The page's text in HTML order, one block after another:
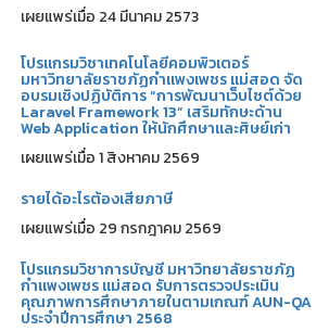
เผยแพร่เมื่อ 24 มีนาคม 2573
โปรแกรมวิชาเทคโนโลยีคอมพิวเตอร์
มหาวิทยาลัยราชภัฏกำแพงเพชร แม่สอด จัด
อบรมเชิงปฏิบัติการ “การพัฒนาเว็บไซต์ด้วย
Laravel Framework 13” เสริมทักษะด้าน
Web Application ให้นักศึกษาและศิษย์เก่า
เผยแพร่เมื่อ 1 สิงหาคม 2569
รายได้อะไรต้องเสียภาษี
เผยแพร่เมื่อ 29 กรกฎาคม 2569
โปรแกรมวิชาการบัญชี มหาวิทยาลัยราชภัฏ
กำแพงเพชร แม่สอด รับการตรวจประเมิน
คุณภาพการศึกษาภายในตามเกณฑ์ AUN-QA
ประจำปีการศึกษา 2568